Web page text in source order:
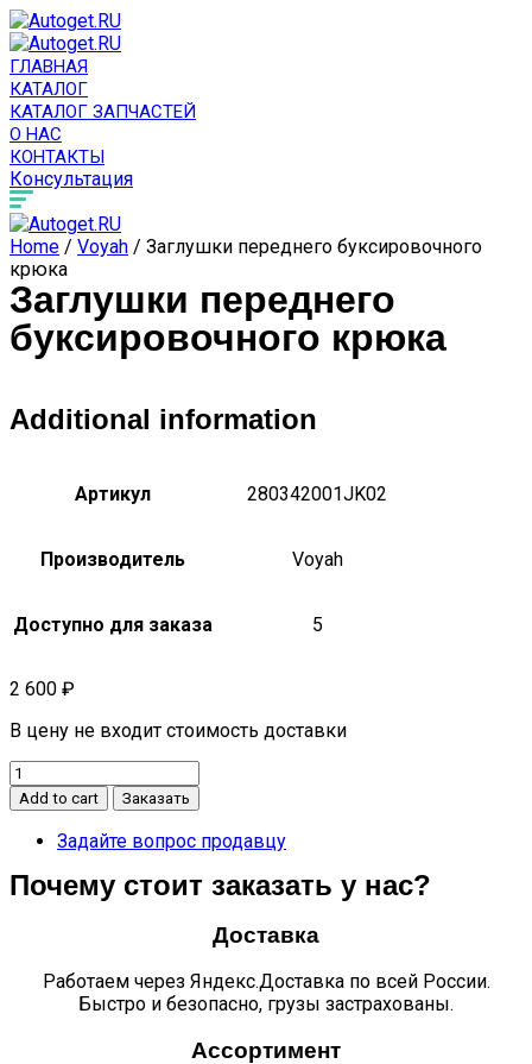
ГЛАВНАЯ
КАТАЛОГ
КАТАЛОГ ЗАПЧАСТЕЙ
О НАС
КОНТАКТЫ
Консультация
Home / Voyah / Заглушки переднего буксировочного
крюка
Заглушки переднего
буксировочного крюка
Additional information
Артикул 280342001JK02
Производитель Voyah
Доступно для заказа 5
2 600 ₽
В цену не входит стоимость доставки
Заглушки
переднего
буксировочного
крюка
Add to cart Заказать
Задайте вопрос продавцу
Почему стоит заказать у нас?
Доставка
Работаем через Яндекс.Доставка по всей России.
Быстро и безопасно, грузы застрахованы.
Ассортимент